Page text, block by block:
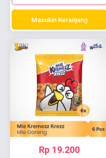
Masukin Keranjang
Rp 19.200